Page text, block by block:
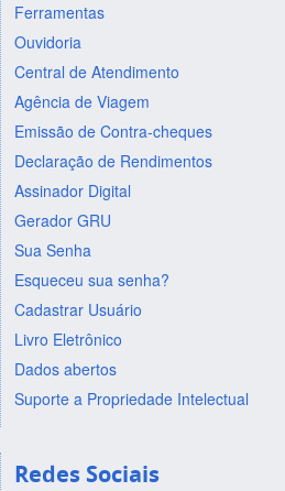
Ferramentas
Ouvidoria
Central de Atendimento
Agência de Viagem
Emissão de Contra-cheques
Declaração de Rendimentos
Assinador Digital
Gerador GRU
Sua Senha
Esqueceu sua senha?
Cadastrar Usuário
Livro Eletrônico
Dados abertos
Suporte a Propriedade Intelectual
Redes Sociais